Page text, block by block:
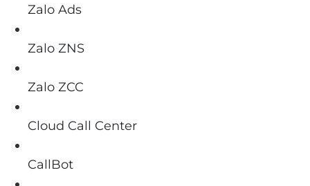
Zalo Ads
Zalo ZNS
Zalo ZCC
Cloud Call Center
CallBot